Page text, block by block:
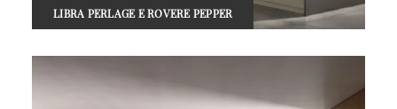
LIBRA PERLAGE E ROVERE PEPPER